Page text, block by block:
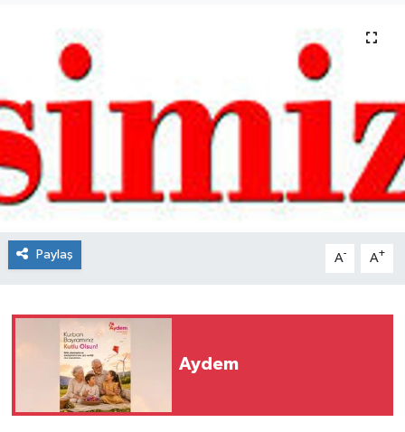
Paylaş A- A+
Aydem
Magazin
Politika
Spor
Tokat Haberleri
Yaşam
Tüm Manşetler
Son Dakika Haberleri